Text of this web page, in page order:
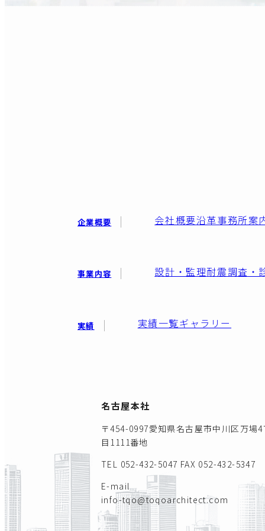
企業概要 会社概要沿革事務所案
事業内容 設計・監理耐震調査・
実績 実績一覧ギャラリー
名古屋本社
〒454-0997愛知県名古屋市中川区万場
目1111番地
TEL 052-432-5047 FAX 052-432-5347
E-mail
info-tqo@toqoarchitect.com